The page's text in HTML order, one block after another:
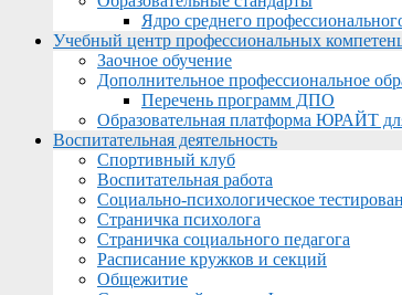
Ядро среднего
Учебный центр профессиональных
Заочное обучение
Дополнительное профессиональное
Перечень программ ДПО
Образовательная платформа ЮРАЙТ
Воспитательная деятельность
Спортивный клуб
Воспитательная работа
Социально-психологическое
Страничка психолога
Страничка социального педагога
Расписание кружков и секций
Общежитие